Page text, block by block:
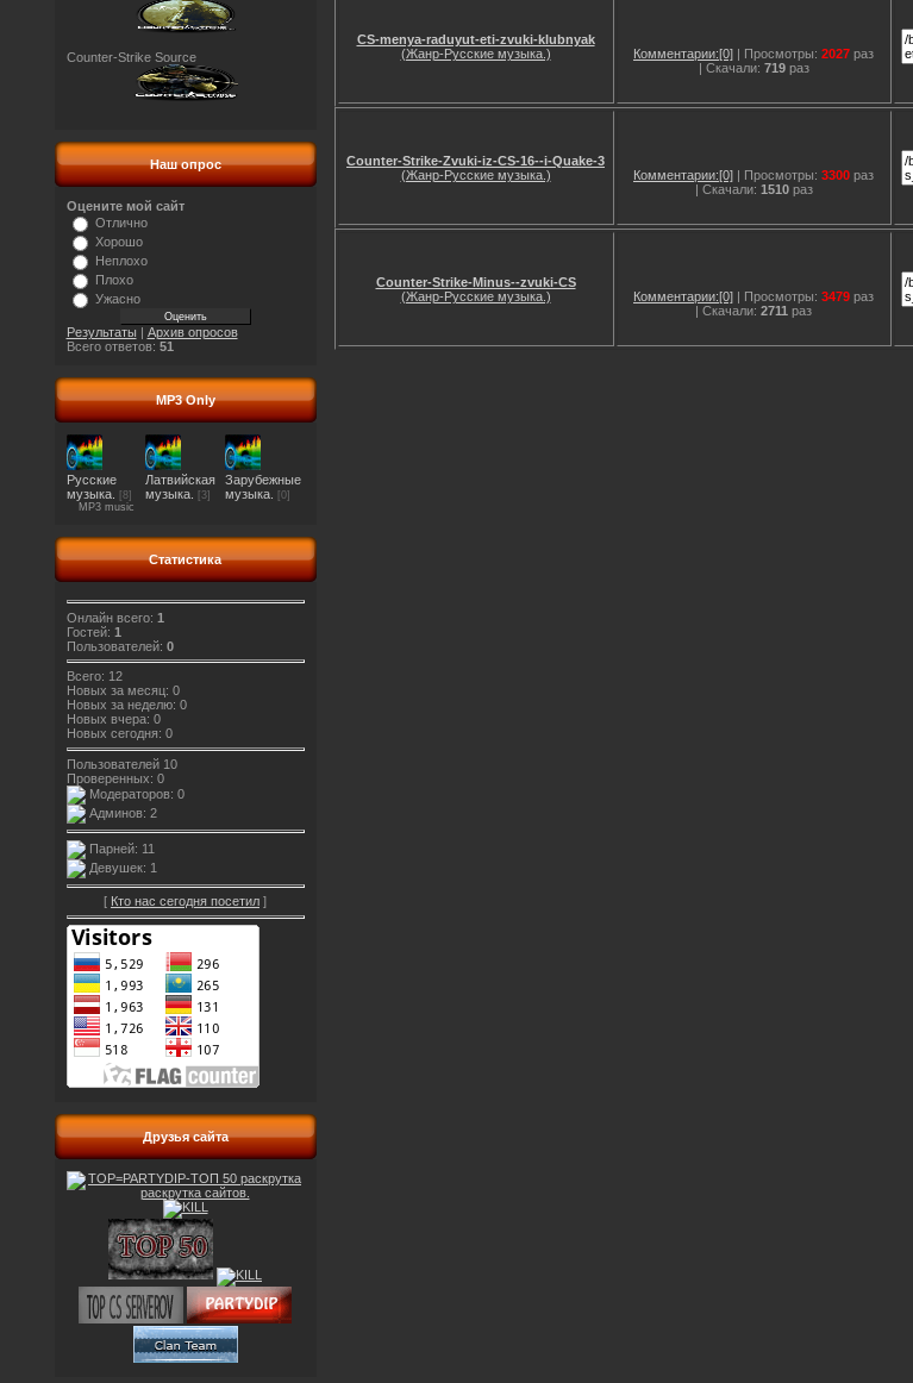
Counter-Strike Source
Наш опрос
Оцените мой сайт
Отлично
Хорошо
Неплохо
Плохо
Ужасно
Результаты | Архив опросов
Всего ответов: 51
MP3 Only
Русские
музыка.
[8]
MP3 music
Латвийская
музыка.
[3]
Зарубежные
музыка.
[0]
Статистика
Онлайн всего: 1
Гостей: 1
Пользователей: 0
Всего: 12
Новых за месяц: 0
Новых за неделю: 0
Новых вчера: 0
Новых сегодня: 0
Пользователей 10
Проверенных: 0
Модераторов: 0
Админов: 2
Парней: 11
Девушек: 1
[ Кто нас сегодня посетил ]
Друзья сайта
CS-menya-raduyut-eti-zvuki-klubnyak
(Жанр-Русские музыка.)
Комментарии:[0] | Просмотры: 2027 раз
| Скачали: 719раз
Counter-Strike-Zvuki-iz-CS-16--i-Quake-3
(Жанр-Русские музыка.)
Комментарии:[0] | Просмотры: 3300 раз
| Скачали: 1510раз
Counter-Strike-Minus--zvuki-CS
(Жанр-Русские музыка.)
Комментарии:[0] | Просмотры: 3479 раз
| Скачали: 2711 раз